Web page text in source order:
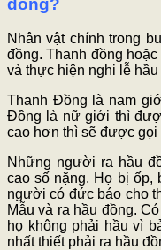
đồng?
Nhân vật chính trong
đồng. Thanh đồng
và thực hiện nghi lễ hầu
Thanh Đồng là nam
Đồng là nữ giới thì
cao hơn thì sẽ được gọi
Những người ra hầu
cao số nặng. Họ bị
người có đức báo cho
Mẫu và ra hầu đồng.
họ không phải hầu vì
nhất thiết phải ra hầu